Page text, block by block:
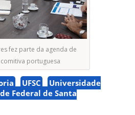
fez parte da agenda de
portuguesa
UFSC
Universidade
Federal de Santa